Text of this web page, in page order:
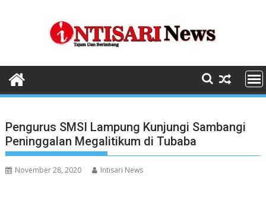
Pengurus SMSI Lampung Kunjungi Sambangi
Peninggalan Megalitikum di Tubaba
November 28, 2020 Intisari News